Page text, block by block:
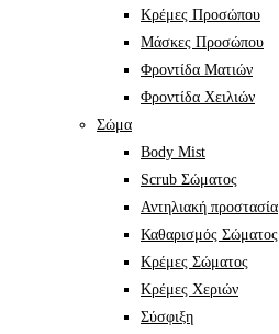
Κρέμες Προσώπου
Μάσκες Προσώπου
Φροντίδα Ματιών
Φροντίδα Χειλιών
Σώμα
Body Mist
Scrub Σώματος
Αντηλιακή προστασία
Καθαρισμός Σώματος
Κρέμες Σώματος
Κρέμες Χεριών
Σύσφιξη